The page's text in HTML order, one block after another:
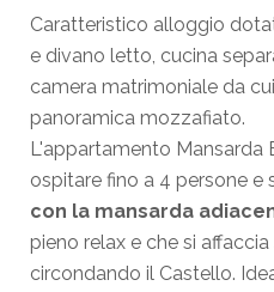
Caratteristico alloggio
e divano letto, cucina
camera matrimoniale da
panoramica mozzafiato.
L'appartamento Mansarda
ospitare fino a 4 persone e
con la mansarda
pieno relax e che si
circondando il Castello.